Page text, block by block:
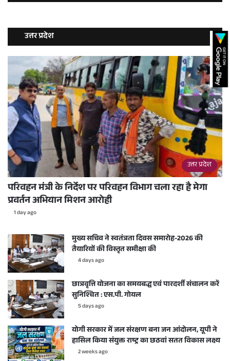
उत्तर प्रदेश
उत्तर प्रदेश
परिवहन मंत्री के निर्देश पर परिवहन विभाग चला रहा है मेगा
प्रवर्तन अभियान मिशन आरोही
1 day ago
मुख्य सचिव ने स्वतंत्रता दिवस समारोह-2026 की
तैयारियों की विस्तृत समीक्षा की
4 days ago
छात्रवृत्ति योजना का समयबद्ध एवं पारदर्शी संचालन करें
सुनिश्चित : एस.पी. गोयल
5 days ago
योगी सरकार में जल संरक्षण बना जन आंदोलन, यूपी ने
हासिल किया संयुक्त राष्ट्र का छठवां सतत विकास लक्ष्य
2 weeks ago